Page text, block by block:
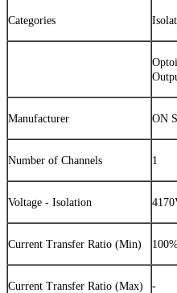
Categories
Manufacturer ON
Number of Channels 1
Voltage - Isolation
Current Transfer Ratio (Min)
Current Transfer Ratio (Max) -